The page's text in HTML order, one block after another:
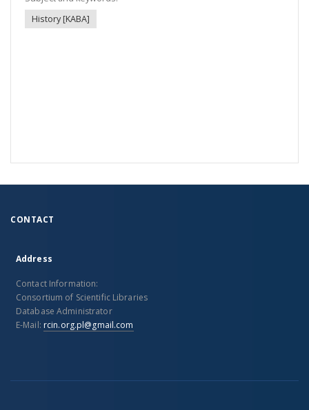
History [KABA]
CONTACT
Address
Contact Information:
Consortium of Scientific Libraries
Database Administrator
E-Mail: rcin.org.pl@gmail.com